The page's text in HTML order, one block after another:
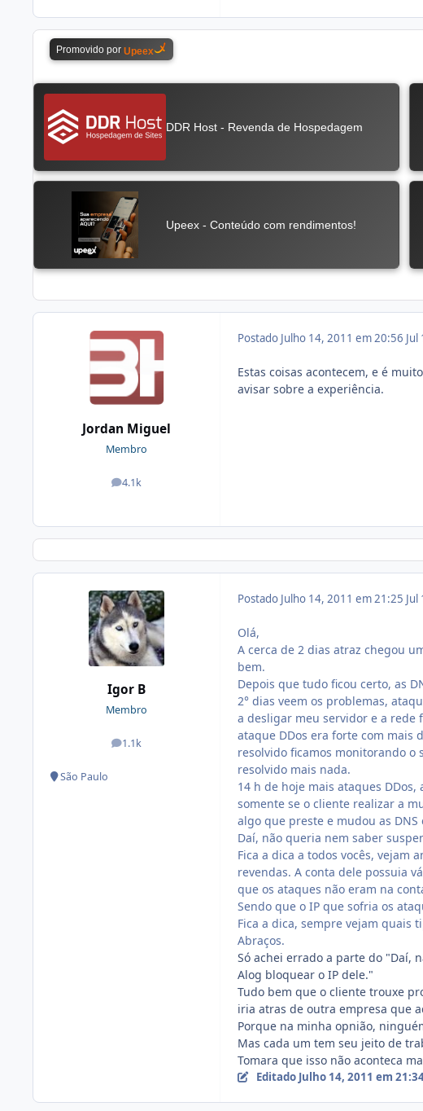
Jordan Miguel
Membro
4.1k
posts
Postado Julho 14, 2011 em 20:56 Jul
Estas coisas acontecem, e é
avisar sobre a experiência.
Igor B
Membro
1.1k
posts
São Paulo
Postado Julho 14, 2011 em 21:25 Jul
Olá,
A cerca de 2 dias atraz chegou
bem.
Depois que tudo ficou certo, as
2° dias veem os problemas,
a desligar meu servidor e a rede
ataque DDos era forte com mais
resolvido ficamos monitorando o
resolvido mais nada.
14 h de hoje mais ataques
somente se o cliente realizar a
algo que preste e mudou as
Daí, não queria nem saber
Fica a dica a todos vocês, vejam
revendas. A conta dele possuia
que os ataques não eram na
Sendo que o IP que sofria os
Fica a dica, sempre vejam quais
Abraços.
Só achei errado a parte do "Daí,
Alog bloquear o IP dele."
Tudo bem que o cliente trouxe
iria atras de outra empresa que
Porque na minha opnião,
Mas cada um tem seu jeito de
Tomara que isso não aconteca
Editado Julho 14, 2011 em